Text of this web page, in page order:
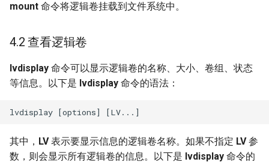
mount 命令将逻辑卷挂载到文件系统中。
4.2 查看逻辑卷
lvdisplay 命令可以显示逻辑卷的名称、大小、卷组、状态
等信息。以下是 lvdisplay 命令的语法：
其中， LV表示要显示信息的逻辑卷名称。如果不指定 LV参
数，则会显示所有逻辑卷的信息。以下是 lvdisplay 命令的